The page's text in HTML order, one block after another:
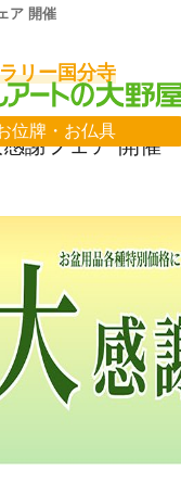
位牌・お仏具
ア 開催
リー国分寺
謝フェア 開催